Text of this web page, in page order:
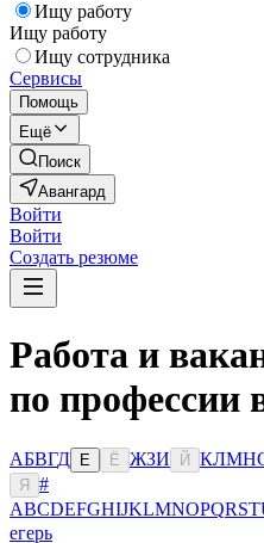
Ищу работу
Ищу работу
Ищу сотрудника
Сервисы
Помощь
Ещё
Поиск
Авангард
Войти
Войти
Создать резюме
Работа и
по профессии
АБВГД Е Ё ЖЗИ Й КЛМН
Я
#
ABCDEFGHIJKLMNOPQRST
егерь